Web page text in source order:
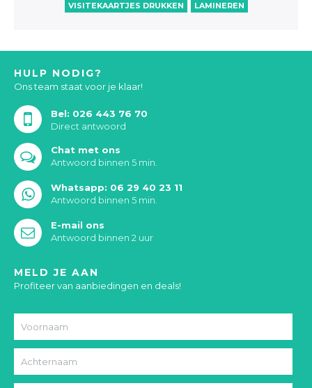
VISITEKAARTJES DRUKKEN
LAMINEREN
HULP NODIG?
Ons team staat voor je klaar!
Bel: 026 443 76 70
Direct antwoord
Chat met ons
Antwoord binnen 5 min.
Whatsapp: 06 29 40 23 11
Antwoord binnen 5 min.
E-mail ons
Antwoord binnen 2 uur
MELD JE AAN
Profiteer van aanbiedingen en deals!